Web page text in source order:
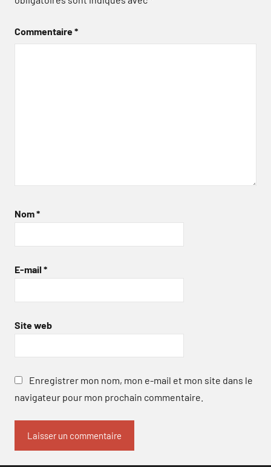
Commentaire*
Nom*
E-mail *
Site web
Enregistrer mon nom, mon e-mail et mon site dans le
navigateur pour mon prochain commentaire.